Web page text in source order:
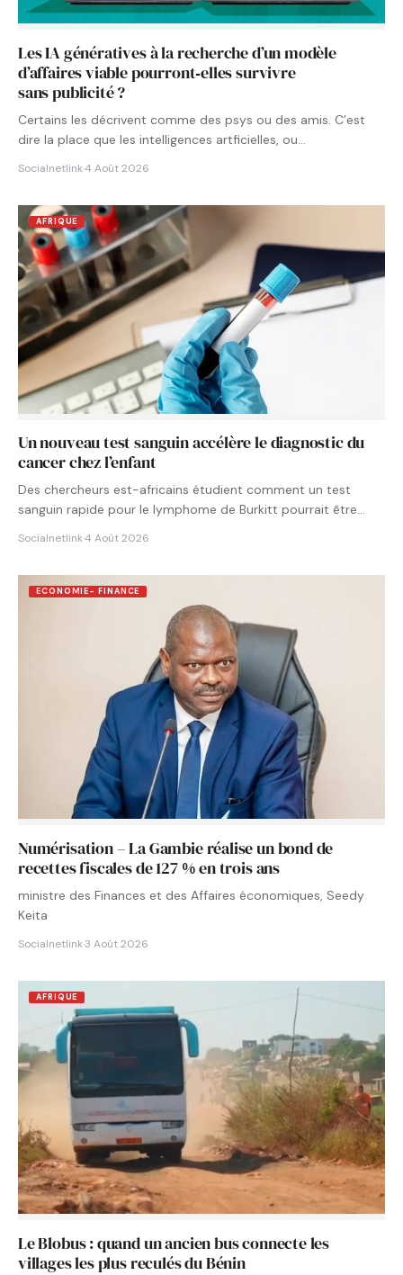
Les IA génératives à la recherche d’un modèle
d’affaires viable pourront‑elles survivre
sans publicité ?
Certains les décrivent comme des psys ou des amis. C’est
dire la place que les intelligences artficielles, ou…
Socialnetlink·4 Août 2026
AFRIQUE
Un nouveau test sanguin accélère le diagnostic du
cancer chez l’enfant
Des chercheurs est-africains étudient comment un test
sanguin rapide pour le lymphome de Burkitt pourrait être
Socialnetlink·4 Août 2026
ECONOMIE- FINANCE
Numérisation – La Gambie réalise un bond de
recettes fiscales de 127 % en trois ans
ministre des Finances et des Affaires économiques, Seedy
Keita
Socialnetlink·3 Août 2026
AFRIQUE
Le Blobus : quand un ancien bus connecte les
villages les plus reculés du Bénin